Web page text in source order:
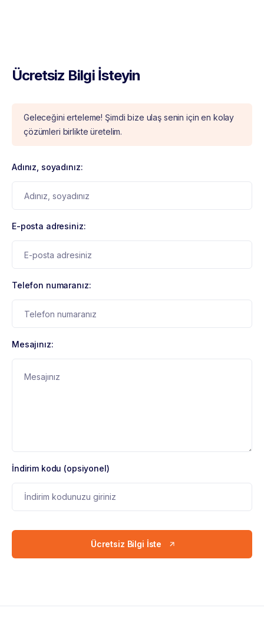
Ücretsiz Bilgi İsteyin
Geleceğini erteleme! Şimdi bize ulaş senin için en kolay
çözümleri birlikte üretelim.
Adınız, soyadınız:
E-posta adresiniz:
Telefon numaranız:
Mesajınız:
İndirim kodu (opsiyonel)
Ücretsiz Bilgi İste